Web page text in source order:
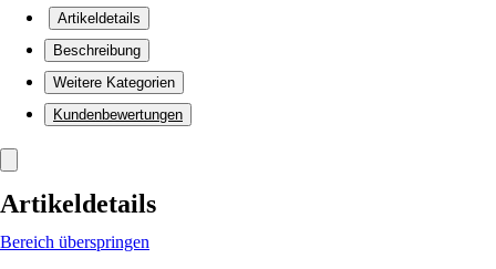
Artikeldetails
Beschreibung
Weitere Kategorien
Kundenbewertungen
Artikeldetails
Bereich überspringen